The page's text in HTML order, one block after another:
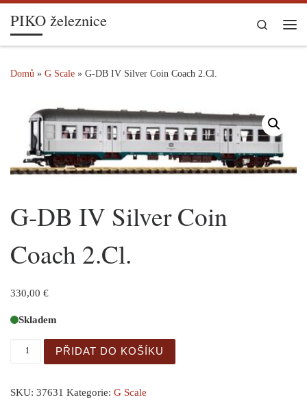
Skip to content
PIKO železnice
Search
Domů » G Scale » G-DB IV Silver Coin Coach 2.Cl.
G-DB IV Silver Coin
Coach 2.Cl.
330,00 €
Skladem
G-DB IV Silver Coin Coach 2.Cl. množství
PŘIDAT DO KOŠÍKU
SKU: 37631 Kategorie: G Scale